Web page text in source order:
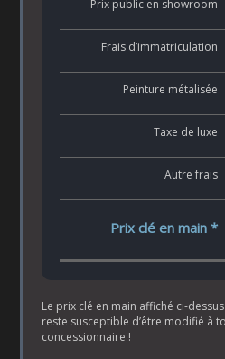
Prix public en showroom
Frais d’immatriculation
Peinture métalisée
Taxe de luxe
Autre frais
Prix clé en main *
Le prix clé en main affiché ci-
reste susceptible d’être modifié à
concessionnaire !